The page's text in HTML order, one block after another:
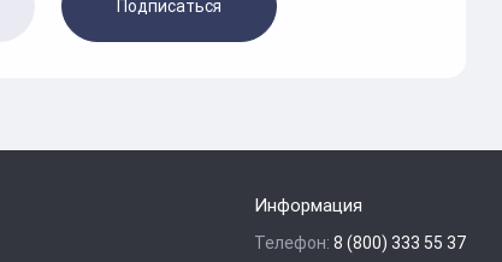
Подписаться
Информация
Телефон: 8 (800) 333 55 37